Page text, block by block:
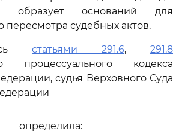
образует оснований для
пересмотра судебных актов.
статьями 291.6, 291.8
процессуального кодекса
судья Верховного Суда
определила: